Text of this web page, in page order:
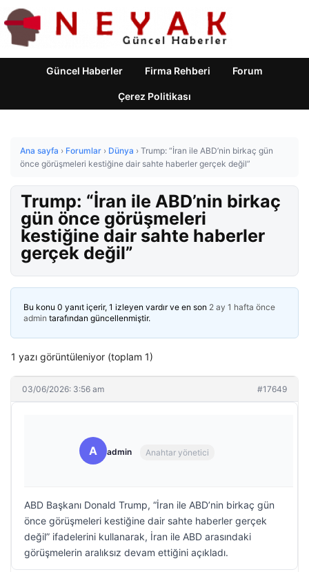
Güncel Haberler Firma Rehberi Forum
Çerez Politikası
Ana sayfa › Forumlar › Dünya › Trump: “İran ile ABD’nin birkaç gün
önce görüşmeleri kestiğine dair sahte haberler gerçek değil”
Trump: “İran ile ABD’nin birkaç
gün önce görüşmeleri
kestiğine dair sahte haberler
gerçek değil”
Bu konu 0 yanıt içerir, 1 izleyen vardır ve en son 2 ay 1 hafta önce
admin tarafından güncellenmiştir.
1 yazı görüntüleniyor (toplam 1)
03/06/2026: 3:56 am #17649
A admin Anahtar yönetici
ABD Başkanı Donald Trump, “İran ile ABD’nin birkaç gün
önce görüşmeleri kestiğine dair sahte haberler gerçek
değil” ifadelerini kullanarak, İran ile ABD arasındaki
görüşmelerin aralıksız devam ettiğini açıkladı.